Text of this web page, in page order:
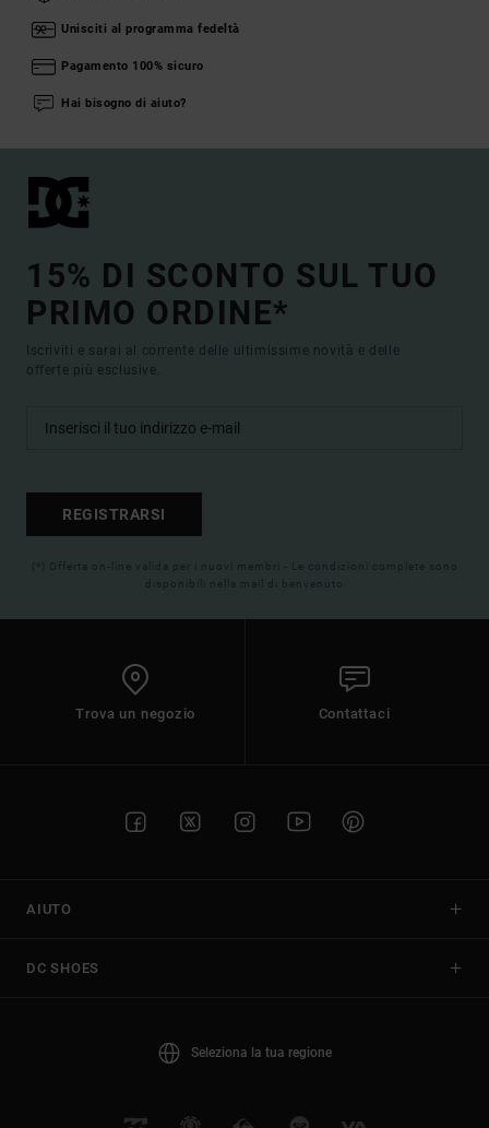
Unisciti al programma fedeltà
Pagamento 100% sicuro
Hai bisogno di aiuto?
15% DI SCONTO SUL TUO
PRIMO ORDINE*
Iscriviti e sarai al corrente delle ultimissime novità e delle
offerte più esclusive.
REGISTRARSI
(*) Offerta on-line valida per i nuovi membri - Le condizioni complete sono
disponibili nella mail di benvenuto
Trova un negozio Contattaci
AIUTO
DC SHOES
Seleziona la tua regione